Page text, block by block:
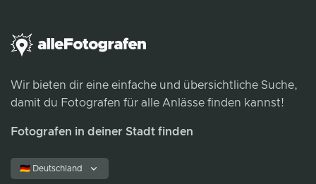
Wir bieten dir eine einfache und übersichtliche Suche,
damit du Fotografen für alle Anlässe finden kannst!
Fotografen in deiner Stadt finden
🇩🇪 Deutschland